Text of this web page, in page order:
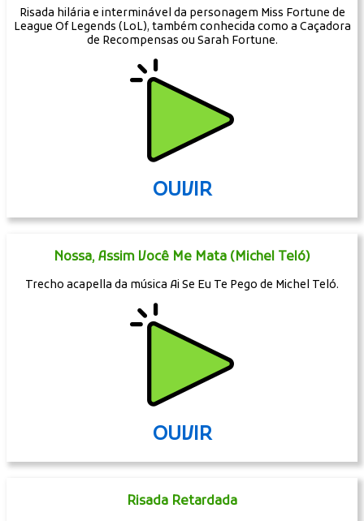
Risada hilária e interminável da personagem Miss Fortune de
League Of Legends (LoL), também conhecida como a Caçadora
de Recompensas ou Sarah Fortune.
OUVIR
Nossa, Assim Você Me Mata (Michel Teló)
Trecho acapella da música Ai Se Eu Te Pego de Michel Teló.
OUVIR
Risada Retardada